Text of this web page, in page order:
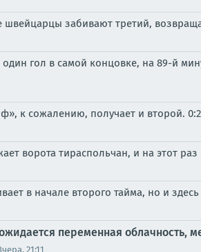
швейцарцы забивают третий,
гол в самой концовке, на 89-й
к сожалению, получает и второй.
ворота тираспольчан, и на этот
в начале второго тайма, но и
ожидается переменная облачность,
21:11